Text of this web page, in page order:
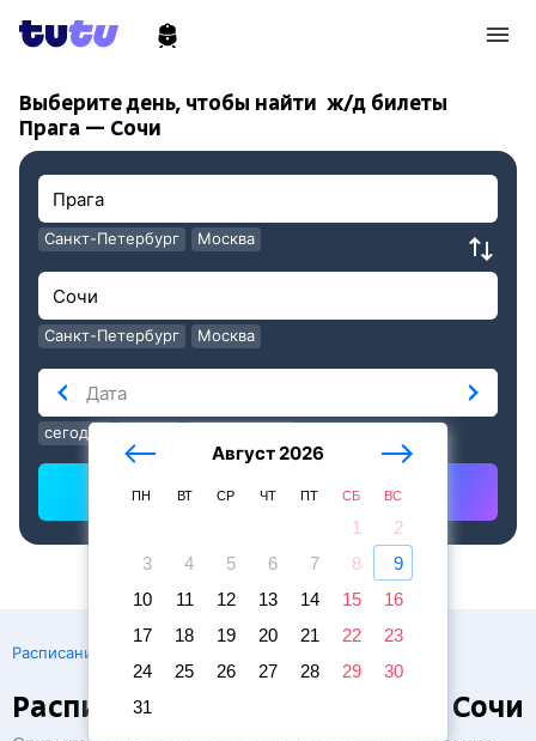
Выберите день, чтобы найти ж/д билеты
Прага — Сочи
Санкт-Петербург Москва
Санкт-Петербург Москва
Август 2026
ПН ВТ СР ЧТ ПТ СБ ВС
1
2
3
4 5 6 7 8
9
10
11 12 13 14 15
16
17
18 19 20 21 22
23
24
25 26 27 28 29
30
31
сегодня
Найти ж/д билеты
Расписание поездов
Расписание поездов Прага — Сочи